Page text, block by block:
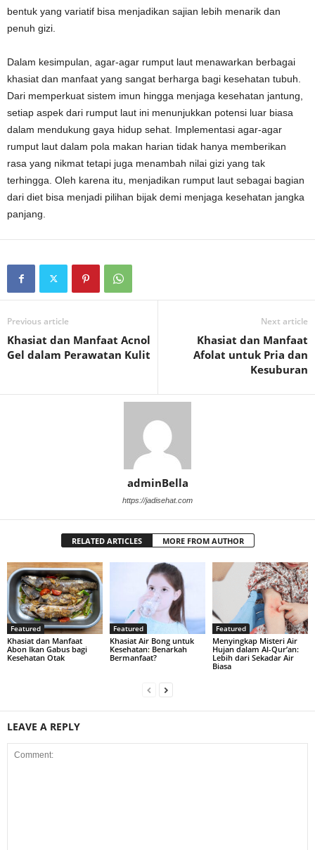
bentuk yang variatif bisa menjadikan sajian lebih menarik dan
penuh gizi.
Dalam kesimpulan, agar-agar rumput laut menawarkan berbagai
khasiat dan manfaat yang sangat berharga bagi kesehatan tubuh.
Dari memperkuat sistem imun hingga menjaga kesehatan jantung,
setiap aspek dari rumput laut ini menunjukkan potensi luar biasa
dalam mendukung gaya hidup sehat. Implementasi agar-agar
rumput laut dalam pola makan harian tidak hanya memberikan
rasa yang nikmat tetapi juga menambah nilai gizi yang tak
terhingga. Oleh karena itu, menjadikan rumput laut sebagai bagian
dari diet bisa menjadi pilihan bijak demi menjaga kesehatan jangka
panjang.
Previous article
Khasiat dan Manfaat Acnol
Gel dalam Perawatan Kulit
Next article
Khasiat dan Manfaat
Afolat untuk Pria dan
Kesuburan
adminBella
https://jadisehat.com
RELATED ARTICLES MORE FROM AUTHOR
Featured
Khasiat dan Manfaat
Abon Ikan Gabus bagi
Kesehatan Otak
Featured
Khasiat Air Bong untuk
Kesehatan: Benarkah
Bermanfaat?
Featured
Menyingkap Misteri Air
Hujan dalam Al-Qur’an:
Lebih dari Sekadar Air
Biasa
LEAVE A REPLY